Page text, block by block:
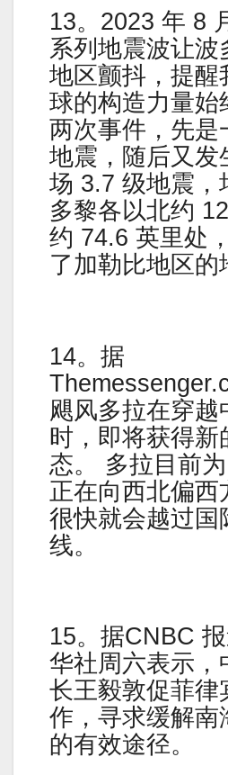
13。2023 年 8
系列地震波让波
地区颤抖，提醒
球的构造力量始
两次事件，先是
地震，随后又发
场 3.7 级地震，
多黎各以北约
约 74.6 英里处
了加勒比地区的
14。据
飓风多拉在穿越
时，即将获得新
态。 多拉目前
正在向西北偏西
很快就会越过国
线。
15。据CNBC
华社周六表示，
长王毅敦促菲律
作，寻求缓解南
的有效途径。